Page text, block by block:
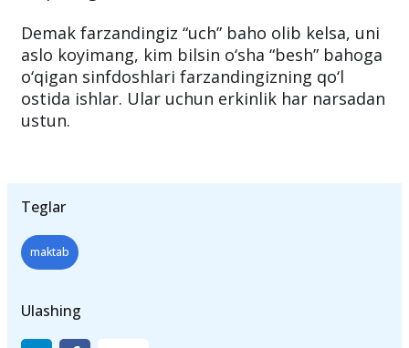
kattalardan “besh” baho olishga o‘rganib
qolishgan.
Demak farzandingiz “uch” baho olib kelsa, uni
aslo koyimang, kim bilsin o‘sha “besh” bahoga
Teglar
maktab